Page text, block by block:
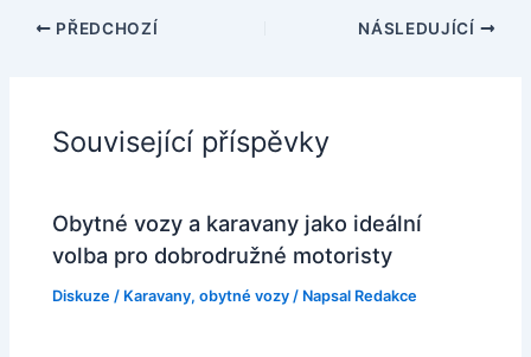
PŘEDCHOZÍ NÁSLEDUJÍCÍ
Související příspěvky
Obytné vozy a karavany jako ideální
volba pro dobrodružné motoristy
Diskuze / Karavany, obytné vozy / Napsal Redakce